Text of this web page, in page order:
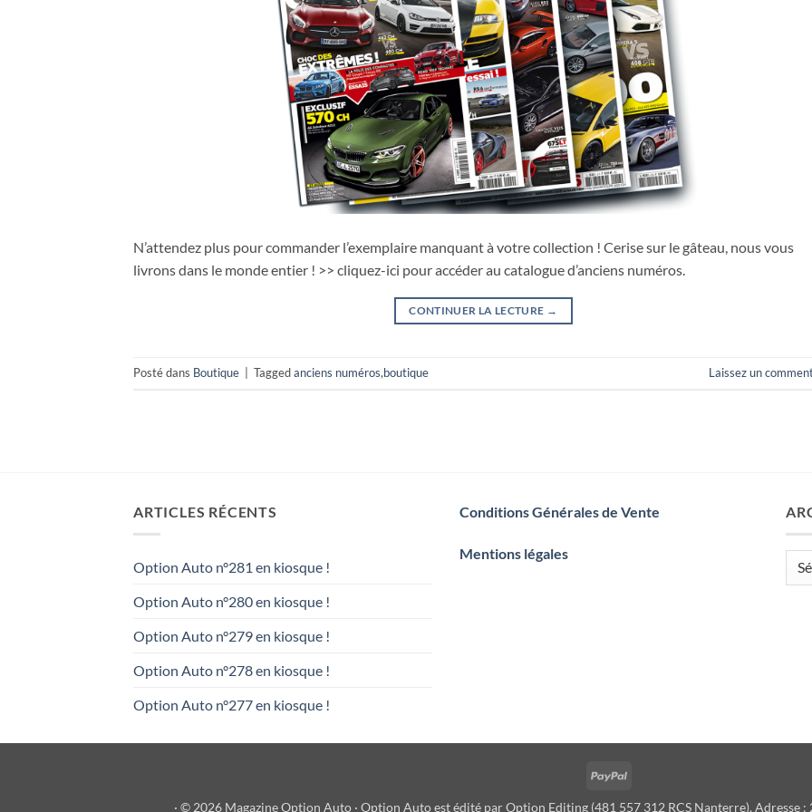
N’attendez plus pour commander l’exemplaire manquant à votre collection ! Cerise sur le gâteau, nous vous
livrons dans le monde entier ! >> cliquez-ici pour accéder au catalogue d’anciens numéros.
CONTINUER LA LECTURE →
Posté dans Boutique Taggedanciens numéros,boutique Laissez un
ARTICLES RÉCENTS
Option Auto n°281 en kiosque !
Option Auto n°280 en kiosque !
Option Auto n°279 en kiosque !
Option Auto n°278 en kiosque !
Option Auto n°277 en kiosque !
Conditions Générales de Vente
Mentions légales
PayPal
· © 2026 Magazine Option Auto · Option Auto est édité par Option Editing (481 557 312 RCS Nanterre). Adresse